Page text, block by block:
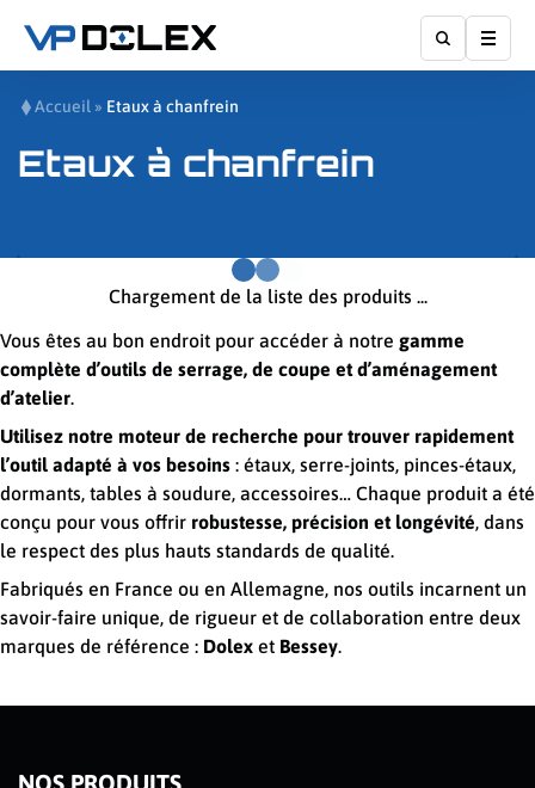
Accueil » Etaux à chanfrein
Etaux à chanfrein
Chargement de la liste des produits ...
Vous êtes au bon endroit pour accéder à notre gamme
complète d’outils de serrage, de coupe et d’aménagement
d’atelier.
Utilisez notre moteur de recherche pour trouver rapidement
l’outil adapté à vos besoins : étaux, serre-joints, pinces-étaux,
dormants, tables à soudure, accessoires… Chaque produit a été
conçu pour vous offrir robustesse, précision et longévité, dans
le respect des plus hauts standards de qualité.
Fabriqués en France ou en Allemagne, nos outils incarnent un
savoir-faire unique, de rigueur et de collaboration entre deux
marques de référence : Dolex et Bessey.